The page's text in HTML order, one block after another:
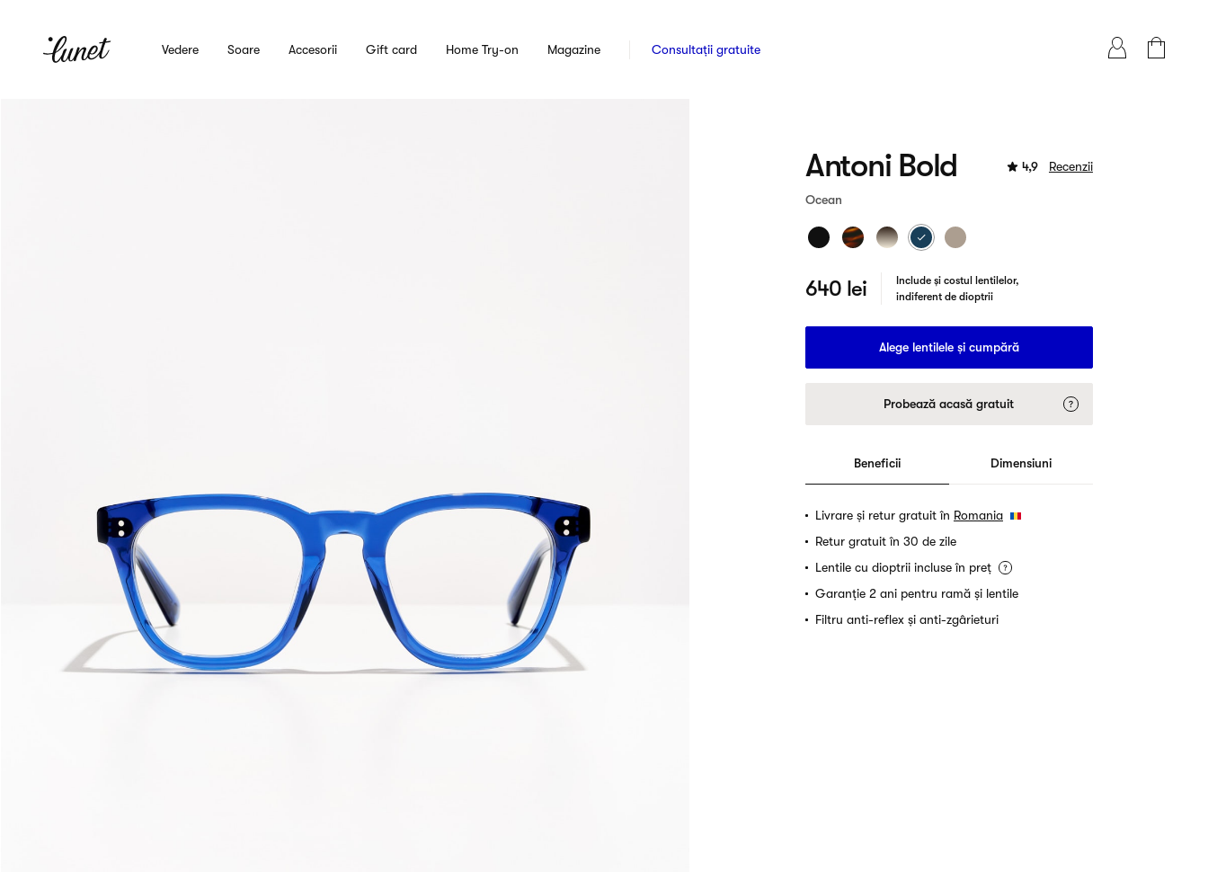
Vedere Soare Accesorii Gift card Home Try-on Magazine Consultații gratuite
Antoni Bold 4,9 Recenzii
Ocean
640 lei
Include și costul lentilelor,
indiferent de dioptrii
Alege lentilele și cumpără
Probează acasă gratuit
Beneficii Dimensiuni
Livrare și retur gratuit în Romania
Retur gratuit în 30 de zile
Lentile cu dioptrii incluse în preț
Garanție 2 ani pentru ramă și lentile
Filtru anti-reflex și anti-zgârieturi